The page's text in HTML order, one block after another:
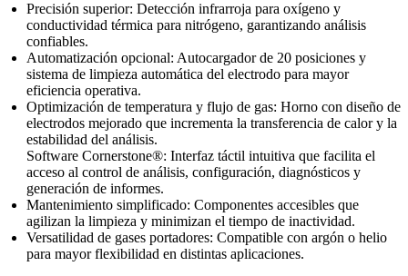
Precisión superior: Detección infrarroja para oxígeno y
conductividad térmica para nitrógeno, garantizando análisis
confiables.
Automatización opcional: Autocargador de 20 posiciones y
sistema de limpieza automática del electrodo para mayor
eficiencia operativa.
Optimización de temperatura y flujo de gas: Horno con diseño de
electrodos mejorado que incrementa la transferencia de calor y la
estabilidad del análisis.
Software Cornerstone®: Interfaz táctil intuitiva que facilita el
acceso al control de análisis, configuración, diagnósticos y
generación de informes.
Mantenimiento simplificado: Componentes accesibles que
agilizan la limpieza y minimizan el tiempo de inactividad.
Versatilidad de gases portadores: Compatible con argón o helio
para mayor flexibilidad en distintas aplicaciones.